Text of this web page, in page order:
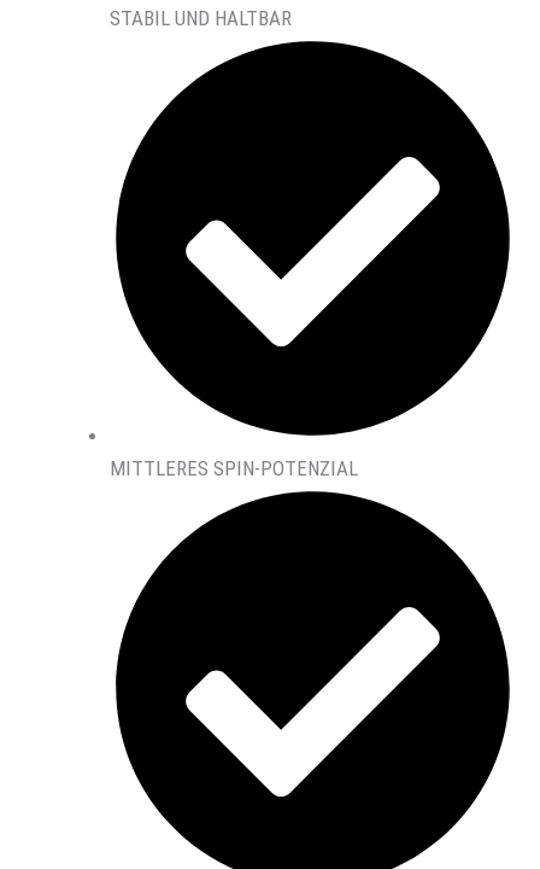
STABIL UND HALTBAR
MITTLERES SPIN-POTENZIAL